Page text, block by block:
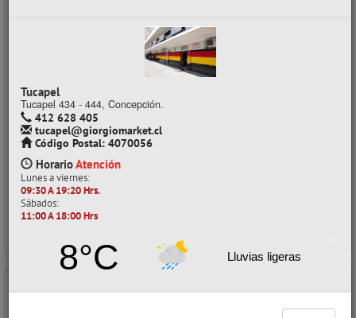
Tucapel
Tucapel 434 - 444, Concepción.
412 628 405
tucapel@giorgiomarket.cl
Código Postal: 4070056
HorarioAtención
Lunes a viernes:
09:30 A 19:20 Hrs.
Sábados:
11:00 A 18:00 Hrs
8°C Lluvias ligeras
Despacho a domicilio (Stock: 193)
$1.990
Precios al por mayor
Precio normal: